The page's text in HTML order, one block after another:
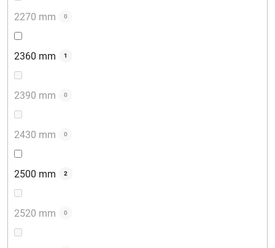
2270 mm 0
2360 mm 1
2390 mm 0
2430 mm 0
2500 mm 2
2520 mm 0